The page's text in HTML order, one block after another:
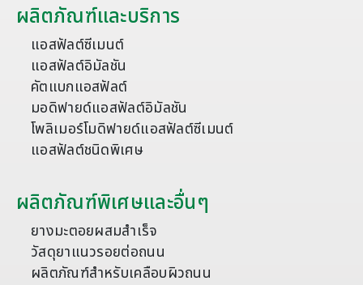
ผลิตภัณฑ์และบริการ
แอสฟัลต์ซีเมนต์
แอสฟัลต์อิมัลชัน
คัตแบกแอสฟัลต์
มอดิฟายด์แอสฟัลต์อิมัลชัน
โพลิเมอร์โมดิฟายด์แอสฟัลต์ซีเมนต์
แอสฟัลต์ชนิดพิเศษ
ผลิตภัณฑ์พิเศษและอื่นๆ
ยางมะตอยผสมสำเร็จ
วัสดุยาแนวรอยต่อถนน
ผลิตภัณฑ์สำหรับเคลือบผิวถนน